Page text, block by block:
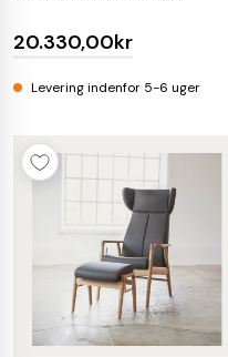
20.330,00kr
Levering indenfor 5-6 uger